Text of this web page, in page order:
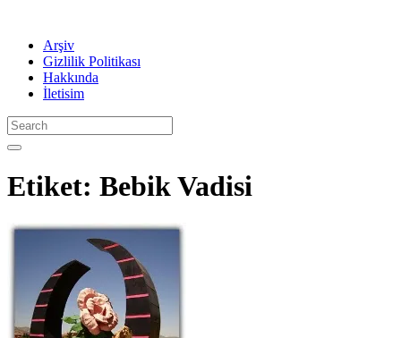
Arşiv
Gizlilik Politikası
Hakkında
İletisim
Etiket: Bebik Vadisi